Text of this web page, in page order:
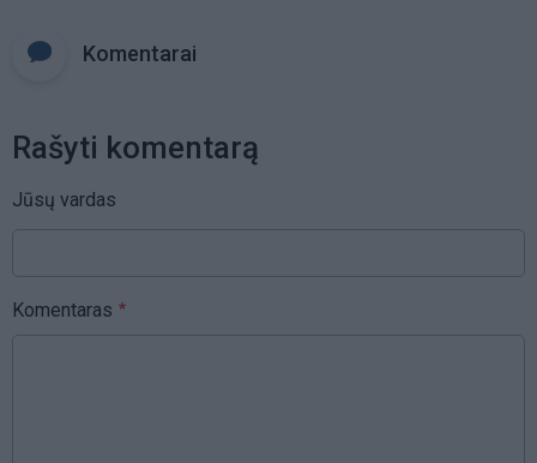
Komentarai
Rašyti komentarą
Jūsų vardas
Komentaras